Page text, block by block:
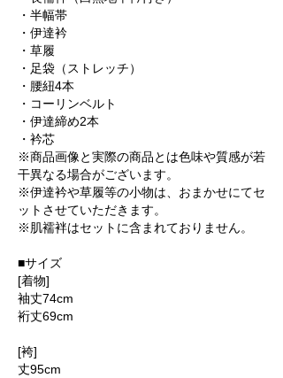
・半幅帯
・伊達衿
・草履
・足袋（ストレッチ）
・腰紐4本
・コーリンベルト
・伊達締め2本
・衿芯
※商品画像と実際の商品とは色味や質感が若
干異なる場合がございます。
※伊達衿や草履等の小物は、おまかせにてセ
ットさせていただきます。
※肌襦袢はセットに含まれておりません。
■サイズ
[着物]
袖丈74cm
裄丈69cm
[袴]
丈95cm